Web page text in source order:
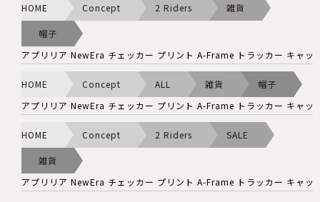
HOME Concept 2 Riders 雑貨
帽子
アプリリア NewEra チェッカー プリント A-Frame トラッカー キャッ
HOME Concept ALL 雑貨
帽子
アプリリア NewEra チェッカー プリント A-Frame トラッカー キャッ
HOME Concept 2 Riders SALE
雑貨
アプリリア NewEra チェッカー プリント A-Frame トラッカー キャッ